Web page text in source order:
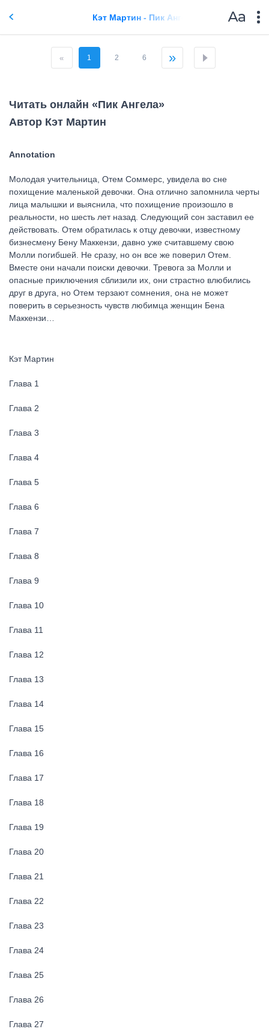
Кэт Мартин - Пик Ангела
« 1 2 6 »
Читать онлайн «Пик Ангела»
Автор Кэт Мартин
Annotation
Молодая учительница, Отем Соммерс, увидела во сне
похищение маленькой девочки. Она отлично запомнила черты
лица малышки и выяснила, что похищение произошло в
реальности, но шесть лет назад. Следующий сон заставил ее
действовать. Отем обратилась к отцу девочки, известному
бизнесмену Бену Маккензи, давно уже считавшему свою
Молли погибшей. Не сразу, но он все же поверил Отем.
Вместе они начали поиски девочки. Тревога за Молли и
опасные приключения сблизили их, они страстно влюбились
друг в друга, но Отем терзают сомнения, она не может
поверить в серьезность чувств любимца женщин Бена
Маккензи…
Кэт Мартин
Глава 1
Глава 2
Глава 3
Глава 4
Глава 5
Глава 6
Глава 7
Глава 8
Глава 9
Глава 10
Глава 11
Глава 12
Глава 13
Глава 14
Глава 15
Глава 16
Глава 17
Глава 18
Глава 19
Глава 20
Глава 21
Глава 22
Глава 23
Глава 24
Глава 25
Глава 26
Глава 27